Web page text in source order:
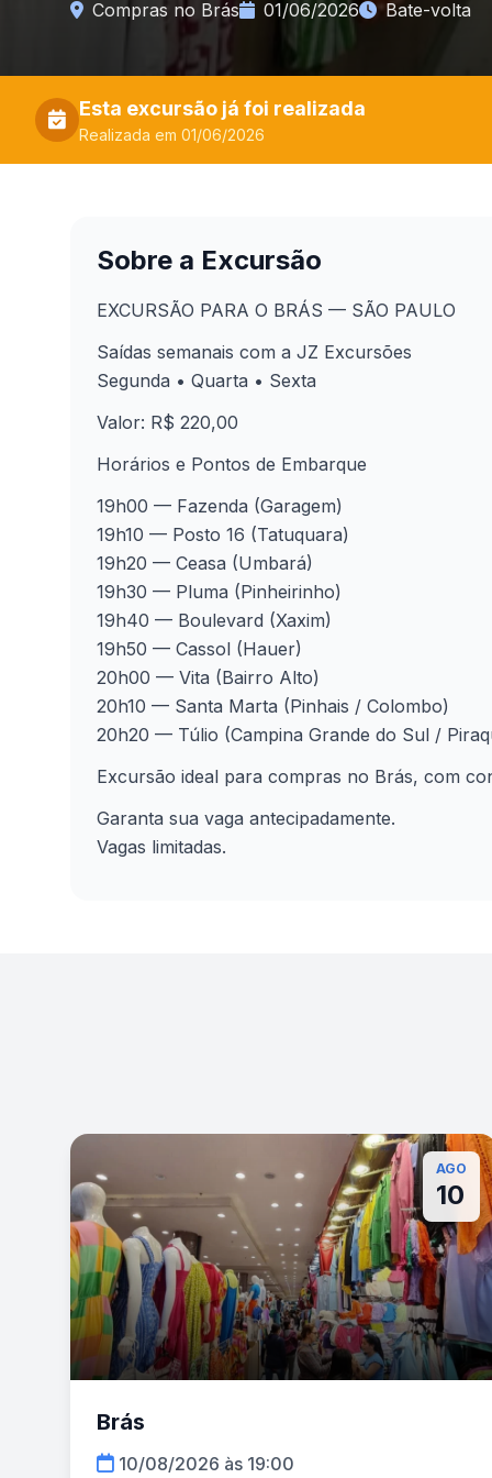
Compras no Brás 01/06/2026 Bate-volta
Esta excursão já foi realizada
Realizada em 01/06/2026
Sobre a Excursão
EXCURSÃO PARA O BRÁS — SÃO PAULO
Saídas semanais com a JZ Excursões
Segunda • Quarta • Sexta
Valor: R$ 220,00
Horários e Pontos de Embarque
19h00 — Fazenda (Garagem)
19h10 — Posto 16 (Tatuquara)
19h20 — Ceasa (Umbará)
19h30 — Pluma (Pinheirinho)
19h40 — Boulevard (Xaxim)
19h50 — Cassol (Hauer)
20h00 — Vita (Bairro Alto)
20h10 — Santa Marta (Pinhais / Colombo)
20h20 — Túlio (Campina Grande do Sul /
Excursão ideal para compras no Brás, com
Garanta sua vaga antecipadamente.
Vagas limitadas.
AGO
10
Brás
10/08/2026 às 19:00